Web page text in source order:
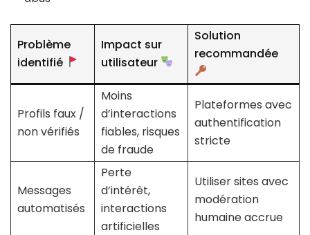
Problème
identifié
Impact sur
utilisateur
Solution
recommandée
Profils faux /
non vérifiés
Moins
d’interactions
fiables, risques
de fraude
Plateformes avec
authentification
stricte
Messages
automatisés
Perte
d’intérêt,
interactions
artificielles
Utiliser sites avec
modération
humaine accrue